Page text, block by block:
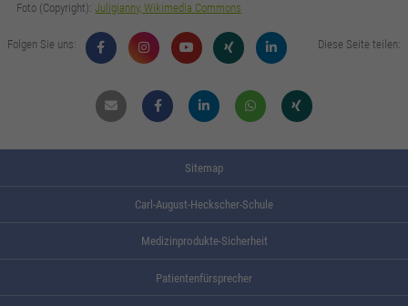
Foto (Copyright):Juligianny, Wikimedia Commons
Folgen Sie uns: Diese Seite teilen:
Mail FacebookLinkdin WhatsappXing
Sitemap
Carl-August-Heckscher-Schule
Medizinprodukte-Sicherheit
Patientenfürsprecher
1 Minute
drosseln.